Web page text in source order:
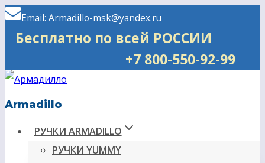
Перейти
Email: Armadillo-msk@yandex.ru
Бесплатно по всей РОССИИ
+7 800-550-92-99
Armadillo
РУЧКИ ARMADILLO
РУЧКИ YUMMY